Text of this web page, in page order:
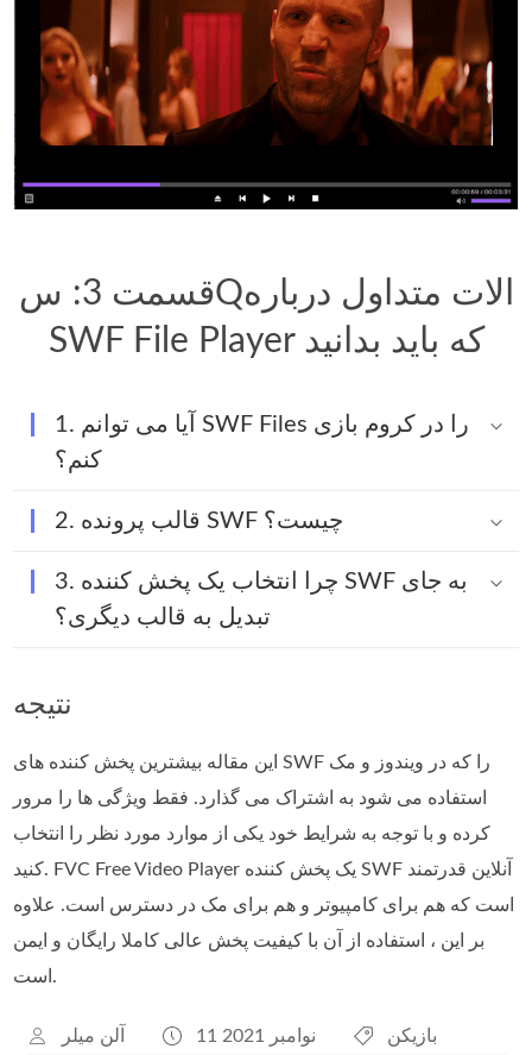
قسمت 3: سQالات متداول درباره
SWF File Player که باید بدانید
1. آیا می توانم SWF Files را در کروم بازی
کنم؟
2. قالب پرونده SWF چیست؟
3. چرا انتخاب یک پخش کننده SWF به جای
تبدیل به قالب دیگری؟
نتیجه
این مقاله بیشترین پخش کننده های SWF را که در ویندوز و مک
استفاده می شود به اشتراک می گذارد. فقط ویژگی ها را مرور
کرده و با توجه به شرایط خود یکی از موارد مورد نظر را انتخاب
کنید. FVC Free Video Player یک پخش کننده SWF آنلاین قدرتمند
است که هم برای کامپیوتر و هم برای مک در دسترس است. علاوه
بر این ، استفاده از آن با کیفیت پخش عالی کاملا رایگان و ایمن
است.
آلن میلر 11 نوامبر 2021 بازیکن